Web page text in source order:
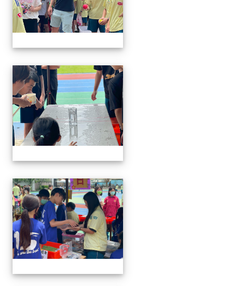
114-04-19園遊會
114-04-19園遊會